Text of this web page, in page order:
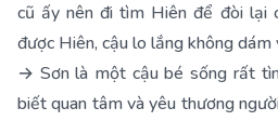
cũ ấy nên đi tìm Hiên để đòi lại
được Hiên, cậu lo lắng không dám
→ Sơn là một cậu bé sống rất
biết quan tâm và yêu thương